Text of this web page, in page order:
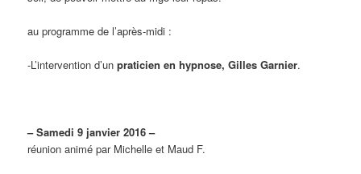
au programme de l’après-midi :
-L’intervention d’unpraticien en hypnose, Gilles Garnier.
– Samedi 9 janvier 2016 –
réunion animé par Michelle et Maud F.